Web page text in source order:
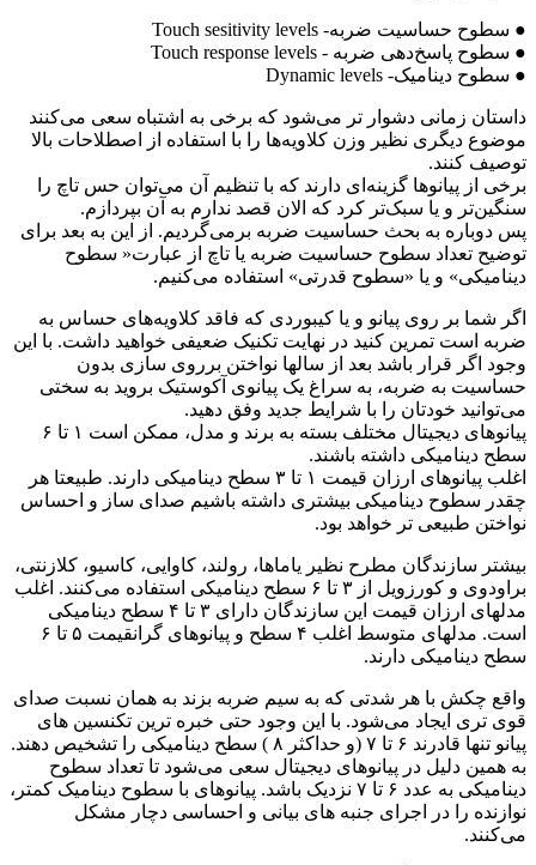
● سطوح حساسیت ضربه- Touch sesitivity levels
● سطوح پاسخ‌دهی ضربه - Touch response levels
● سطوح دینامیک- Dynamic levels
داستان زمانی دشوار تر می‌شود که برخی به اشتباه سعی می‌کنند
موضوع دیگری نظیر وزن کلاویه‌ها را با استفاده از اصطلاحات بالا
توصیف کنند.
برخی از پیانوها گزینه‌ای دارند که با تنظیم آن می‌توان حس تاچ را
سنگین‌تر و یا سبک‌تر کرد که الان قصد ندارم به ‌آن بپردازم.
پس دوباره به بحث حساسیت ضربه برمی‌گردیم. از این به بعد برای
توضیح تعداد سطوح حساسیت ضربه یا تاچ از عبارت« سطوح
دینامیکی» و یا «سطوح قدرتی» استفاده می‌کنیم.
اگر شما بر روی پیانو و یا کیبوردی که فاقد کلاویه‌های حساس به
ضربه است تمرین کنید در نهایت تکنیک ضعیفی خواهید داشت. با این
وجود اگر قرار باشد بعد از سالها نواختن برروی سازی بدون
حساسیت به ضربه، به سراغ یک پیانوی آکوستیک بروید به سختی
می‌توانید خودتان را با شرایط جدید وفق دهید.
پیانوهای دیجیتال مختلف بسته به برند و مدل، ممکن است ۱ تا ۶
سطح دینامیکی داشته باشند.
اغلب پیانوهای ارزان قیمت ۱ تا ۳ سطح دینامیکی دارند. طبیعتا هر
چقدر سطوح دینامیکی بیشتری داشته باشیم صدای ساز و احساس
نواختن طبیعی تر خواهد بود.
بیشتر سازندگان مطرح نظیر یاماها، رولند، کاوایی، کاسیو، کلازنتی،‌
براودوی و کورزویل از ۳ تا ۶ سطح دینامیکی استفاده می‌کنند. اغلب
مدلهای ارزان قیمت این سازندگان دارای ۳ تا ۴ سطح دینامیکی
است. مدلهای متوسط اغلب ۴ سطح و پیانوهای گرانقیمت ۵ تا ۶
سطح دینامیکی دارند.
واقع چکش با هر شدتی که به سیم ضربه بزند به همان نسبت صدای
قوی تری ایجاد می‌شود. با این وجود حتی خبره ترین تکنسین های
پیانو تنها قادرند ۶ تا ۷ (و حداکثر ۸ ) سطح دینامیکی را تشخیص دهند.
به همین دلیل در پیانوهای دیجیتال سعی می‌شود تا تعداد سطوح
دینامیکی به عدد ۶ تا ۷ نزدیک باشد. پیانوهای با سطوح دینامیک کمتر،
نوازنده را در اجرای جنبه های بیانی و احساسی دچار مشکل
می‌کنند.